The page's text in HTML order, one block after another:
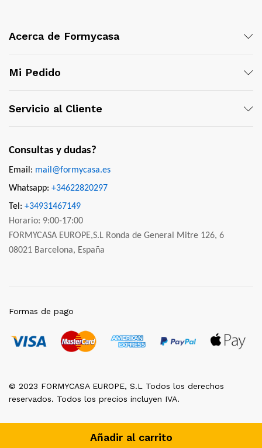
Añadir al carrito
Acerca de Formycasa
Mi Pedido
Servicio al Cliente
Consultas y dudas?
Email: mail@formycasa.es
Whatsapp: +34622820297
Tel: +34931467149
Horario: 9:00-17:00
FORMYCASA EUROPE,S.L Ronda de General Mitre 126, 6
08021 Barcelona, España
© 2023 FORMYCASA EUROPE, S.L Todos los derechos
reservados. Todos los precios incluyen IVA.
Formas de pago